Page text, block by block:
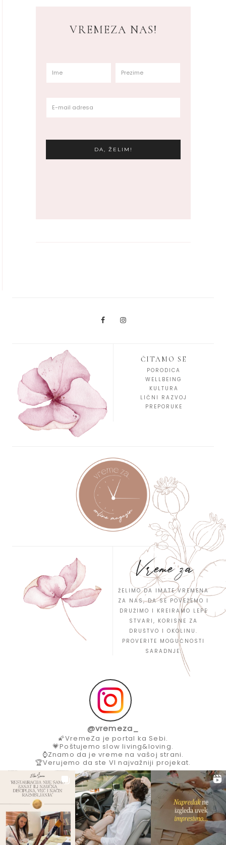
VREMEZA NAS!
ČITAMO SE
PORODICA
WELLBEING
KULTURA
LIČNI RAZVOJ
PREPORUKE
Vreme za
ŽELIMO DA IMATE VREMENA
ZA NAS, DA SE POVEŽEMO I
DRUŽIMO I KREIRAMO LEPE
STVARI, KORISNE ZA
DRUŠTVO I OKOLINU.
PROVERITE MOGUĆNOSTI
SARADNJE.
@vremeza_
🌠VremeZa je portal ka Sebi.
💗Poštujemo slow living&loving.
⌚Znamo da je vreme na vašoj strani.
🏆Verujemo da ste VI najvažniji projekat.